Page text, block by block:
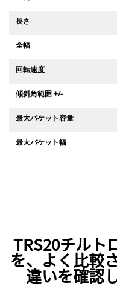
長さ
全幅
回転速度
傾斜角範囲 +/-
最大バケット容量
最大バケット幅
TRS20チルト
を、よく比較
違いを確認